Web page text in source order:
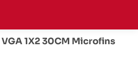
1X2 30CM Microfins